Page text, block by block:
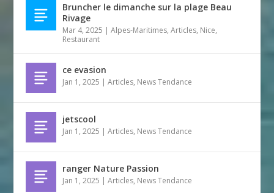
Bruncher le dimanche sur la plage Beau
Rivage
Mar 4, 2025 |Alpes-Maritimes,Articles, Nice,
Restaurant
ce evasion
Jan 1, 2025 |Articles, News Tendance
jetscool
Jan 1, 2025 |Articles, News Tendance
ranger Nature Passion
Jan 1, 2025 |Articles, News Tendance